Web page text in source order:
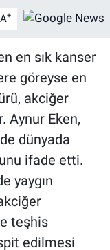
A+
en sık kanser
göreyse en
akciğer
Aynur Eken,
dünyada
ifade etti.
yaygın
teşhis
edilmesi